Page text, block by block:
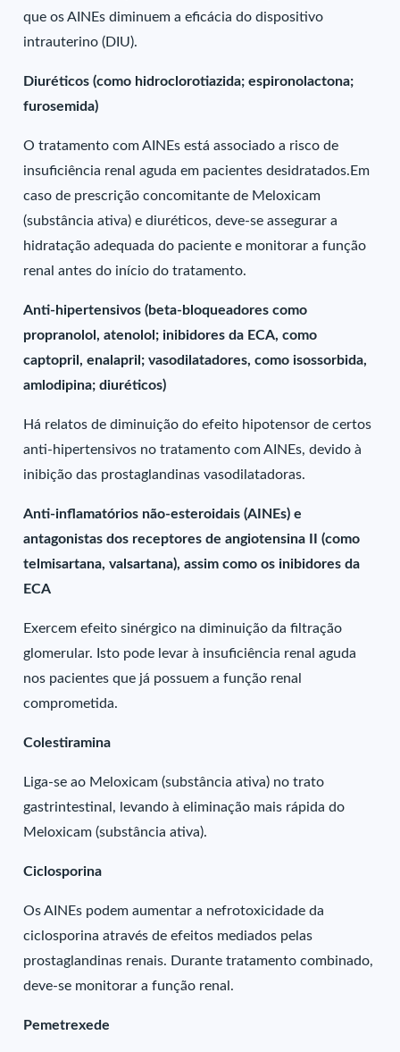
que os AINEs diminuem a eficácia do dispositivo
intrauterino (DIU).
Diuréticos (como hidroclorotiazida; espironolactona;
furosemida)
O tratamento com AINEs está associado a risco de
insuficiência renal aguda em pacientes desidratados.Em
caso de prescrição concomitante de Meloxicam
(substância ativa) e diuréticos, deve-se assegurar a
hidratação adequada do paciente e monitorar a função
renal antes do início do tratamento.
Anti-hipertensivos (beta-bloqueadores como
propranolol, atenolol; inibidores da ECA, como
captopril, enalapril; vasodilatadores, como isossorbida,
amlodipina; diuréticos)
Há relatos de diminuição do efeito hipotensor de certos
anti-hipertensivos no tratamento com AINEs, devido à
inibição das prostaglandinas vasodilatadoras.
Anti-inflamatórios não-esteroidais (AINEs) e
antagonistas dos receptores de angiotensina II (como
telmisartana, valsartana), assim como os inibidores da
ECA
Exercem efeito sinérgico na diminuição da filtração
glomerular. Isto pode levar à insuficiência renal aguda
nos pacientes que já possuem a função renal
comprometida.
Colestiramina
Liga-se ao Meloxicam (substância ativa) no trato
gastrintestinal, levando à eliminação mais rápida do
Meloxicam (substância ativa).
Ciclosporina
Os AINEs podem aumentar a nefrotoxicidade da
ciclosporina através de efeitos mediados pelas
prostaglandinas renais. Durante tratamento combinado,
deve-se monitorar a função renal.
Pemetrexede